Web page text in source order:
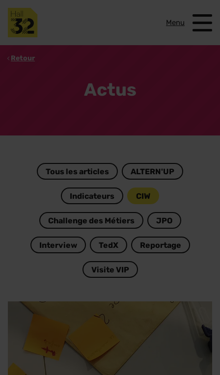
Menu
Retour
Actus
Tous les articles ALTERN'UP
Indicateurs CIW
Challenge des Métiers JPO
Interview TedX Reportage
Visite VIP